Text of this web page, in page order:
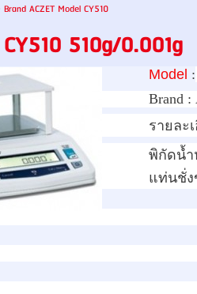
Brand ACZET Model CY510
510g/0.001g
Model :
Brand :
รายละ
พิกัดน้ำ
แท่นชั่ง